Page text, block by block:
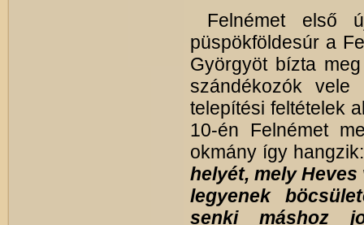
Felnémet első
püspök­földesúr a
Györgyöt bízta
szándékozók vele
telepítési feltételek
10-én Felnémet
okmány így
helyét, mely
legyenek
senki máshoz